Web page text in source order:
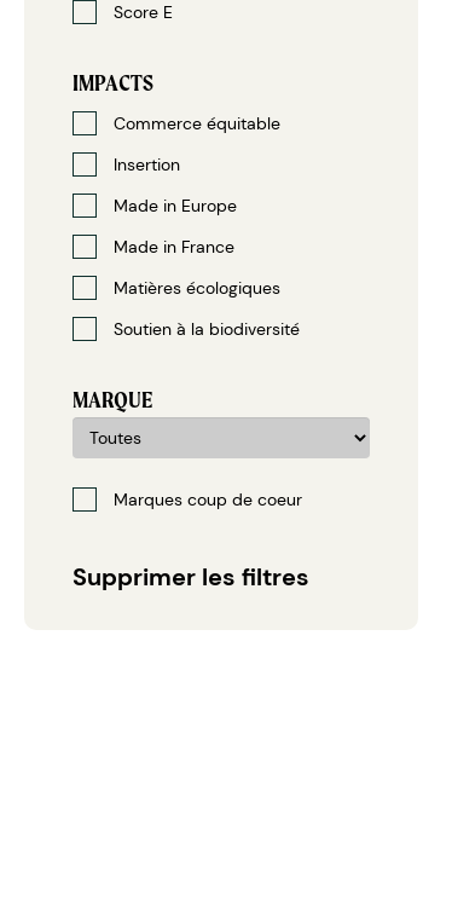
Score E
IMPACTS
Commerce équitable
Insertion
Made in Europe
Made in France
Matières écologiques
Soutien à la biodiversité
MARQUE
Marques coup de coeur
Supprimer les filtres